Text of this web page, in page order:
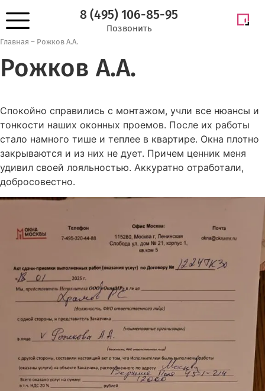
8 (495) 106-85-95
Позвонить
Главная – Рожков А.А.
Рожков А.А.
Спокойно справились с монтажом, учли все нюансы и
тонкости наших оконных проемов. После их работы
стало намного тише и теплее в квартире. Окна плотно
закрываются и из них не дует. Причем ценник меня
удивил своей лояльностью. Аккуратно отработали,
добросовестно.